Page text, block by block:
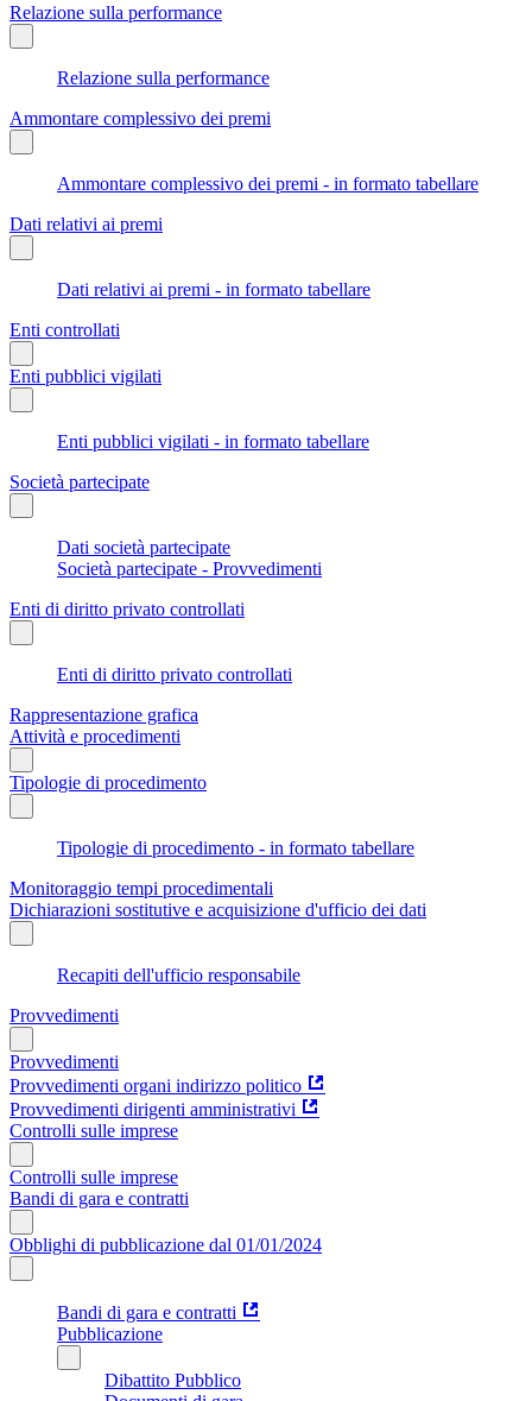
Relazione sulla performance
Relazione sulla performance
Ammontare complessivo dei premi
Ammontare complessivo dei premi - in formato tabellare
Dati relativi ai premi
Dati relativi ai premi - in formato tabellare
Enti controllati
Enti pubblici vigilati
Enti pubblici vigilati - in formato tabellare
Società partecipate
Dati società partecipate
Società partecipate - Provvedimenti
Enti di diritto privato controllati
Enti di diritto privato controllati
Rappresentazione grafica
Attività e procedimenti
Tipologie di procedimento
Tipologie di procedimento - in formato tabellare
Monitoraggio tempi procedimentali
Dichiarazioni sostitutive e acquisizione d'ufficio dei dati
Recapiti dell'ufficio responsabile
Provvedimenti
Provvedimenti
Provvedimenti organi indirizzo politico
Provvedimenti dirigenti amministrativi
Controlli sulle imprese
Controlli sulle imprese
Bandi di gara e contratti
Obblighi di pubblicazione dal 01/01/2024
Bandi di gara e contratti
Pubblicazione
Dibattito Pubblico